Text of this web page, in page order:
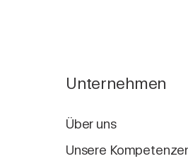
Unternehmen
Über uns
Unsere